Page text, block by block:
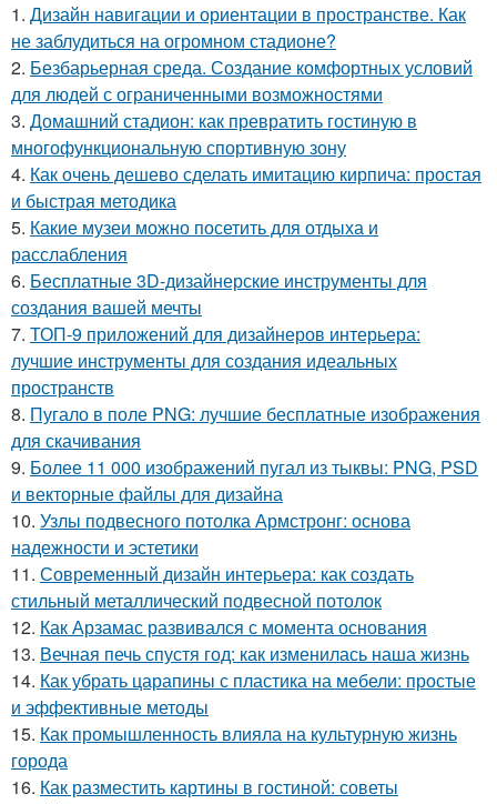
1. Дизайн навигации и ориентации в пространстве. Как
не заблудиться на огромном стадионе?
2. Безбарьерная среда. Создание комфортных условий
для людей с ограниченными возможностями
3. Домашний стадион: как превратить гостиную в
многофункциональную спортивную зону
4. Как очень дешево сделать имитацию кирпича: простая
и быстрая методика
5. Какие музеи можно посетить для отдыха и
расслабления
6. Бесплатные 3D-дизайнерские инструменты для
создания вашей мечты
7. ТОП-9 приложений для дизайнеров интерьера:
лучшие инструменты для создания идеальных
пространств
8. Пугало в поле PNG: лучшие бесплатные изображения
для скачивания
9. Более 11 000 изображений пугал из тыквы: PNG, PSD
и векторные файлы для дизайна
10. Узлы подвесного потолка Армстронг: основа
надежности и эстетики
11. Современный дизайн интерьера: как создать
стильный металлический подвесной потолок
12. Как Арзамас развивался с момента основания
13. Вечная печь спустя год: как изменилась наша жизнь
14. Как убрать царапины с пластика на мебели: простые
и эффективные методы
15. Как промышленность влияла на культурную жизнь
города
16. Как разместить картины в гостиной: советы